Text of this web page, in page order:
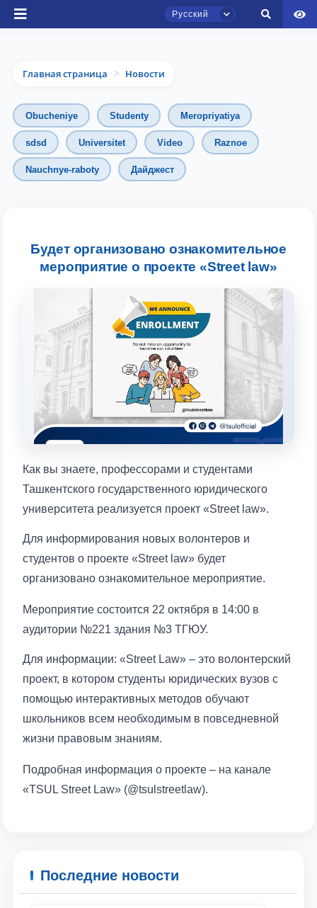
Русский
Главная страница > Новости
Obucheniye Studenty Meropriyatiya
sdsd Universitet Video Raznoe
Nauchnye-raboty Дайджест
Будет организовано ознакомительное
мероприятие о проекте «Street law»
Как вы знаете, профессорами и студентами
Ташкентского государственного юридического
университета реализуется проект «Street law».
Для информирования новых волонтеров и
студентов о проекте «Street law» будет
организовано ознакомительное мероприятие.
Мероприятие состоится 22 октября в 14:00 в
аудитории №221 здания №3 ТГЮУ.
Для информации: «Street Law» – это волонтерский
проект, в котором студенты юридических вузов с
помощью интерактивных методов обучают
школьников всем необходимым в повседневной
жизни правовым знаниям.
Подробная информация о проекте – на канале
«TSUL Street Law» (@tsulstreetlaw).
Последние новости
Чат приёмной комиссии ТГЮУ
Онлайн
Оставляйте здесь свои обращения по
Выберите тему — затем появятся
конкретные вопросы:
1. Документы (бакалавр) (5) 2. Документы (магистр) (4)
3. Собеседование (бакалавр) (8)
4. Собеседование (магистр) (5) 5. Стоимость обучения (2)
7. Колл-центр (4)